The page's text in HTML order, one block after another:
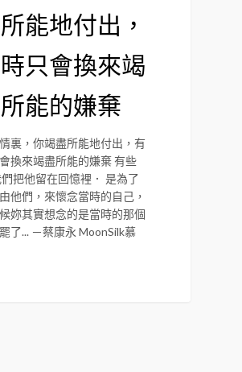
能地付出，
只會換來竭
能的嫌棄
裏，你竭盡所能地付出，有
換來竭盡所能的嫌棄 有些
們把他留在回憶裡． 是為了
他們，來懷念當時的自己，
妳其實想念的是當時的那個
了... －蔡康永 MoonSilk慕